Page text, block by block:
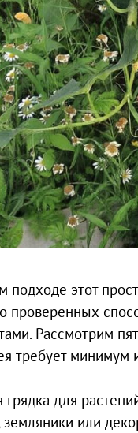
подходе этот
проверенных
Рассмотрим
требует минимум
грядка для
или